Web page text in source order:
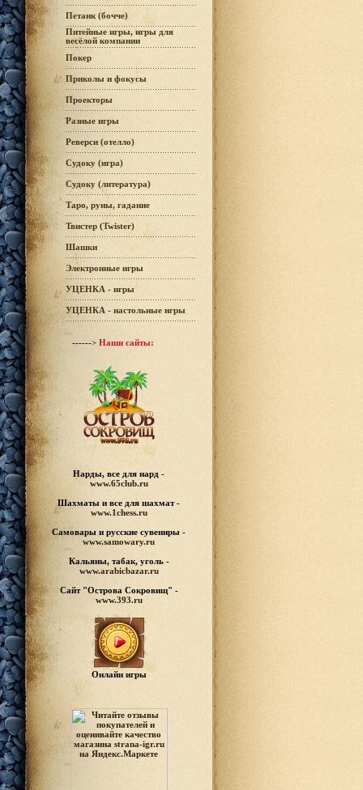
Петанк (бочче)
Питейные игры, игры для
весёлой компании
Покер
Приколы и фокусы
Проекторы
Разные игры
Реверси (отелло)
Судоку (игра)
Судоку (литература)
Таро, руны, гадание
Твистер (Twister)
Шашки
Электронные игры
УЦЕНКА - игры
УЦЕНКА - настольные игры
------> Наши сайты:
Нарды, все для нард -
www.65club.ru
Шахматы и все для шахмат -
www.1chess.ru
Самовары и русские сувениры -
www.samowary.ru
Кальяны, табак, уголь -
www.arabicbazar.ru
Сайт "Острова Сокровищ" -
www.393.ru
Онлайн игры